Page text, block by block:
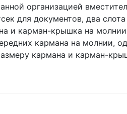
организацией
для документов, два
и карман-крышка на
кармана на молнии,
кармана и карман-